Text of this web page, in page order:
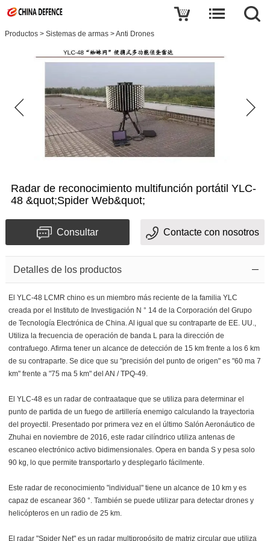
Productos > Sistemas de armas >Anti Drones
Radar de reconocimiento multifunción portátil YLC-
48 &quot;Spider Web&quot;
Consultar Contacte con nosotros
Detalles de los productos
El YLC-48 LCMR chino es un miembro más reciente de la familia YLC
creada por el Instituto de Investigación N ° 14 de la Corporación del Grupo
de Tecnología Electrónica de China. Al igual que su contraparte de EE. UU.,
Utiliza la frecuencia de operación de banda L para la dirección de
contrafuego. Afirma tener un alcance de detección de 15 km frente a los 6 km
de su contraparte. Se dice que su "precisión del punto de origen" es "60 ma 7
km" frente a "75 ma 5 km" del AN / TPQ-49.
El YLC-48 es un radar de contraataque que se utiliza para determinar el
punto de partida de un fuego de artillería enemigo calculando la trayectoria
del proyectil. Presentado por primera vez en el último Salón Aeronáutico de
Zhuhai en noviembre de 2016, este radar cilíndrico utiliza antenas de
escaneo electrónico activo bidimensionales. Opera en banda S y pesa solo
90 kg, lo que permite transportarlo y desplegarlo fácilmente.
Este radar de reconocimiento "individual" tiene un alcance de 10 km y es
capaz de escanear 360 °. También se puede utilizar para detectar drones y
helicópteros en un radio de 25 km.
El radar "Spider Net" es un radar multipropósito de matriz circular que utiliza